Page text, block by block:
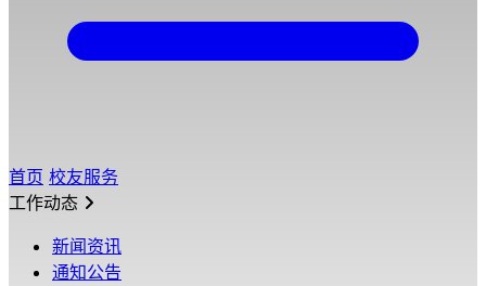
首页 校友服务
工作动态
新闻资讯
通知公告